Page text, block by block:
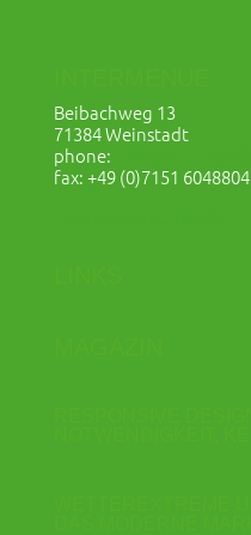
Beibachweg 13
71384 Weinstadt
phone:
fax: +49 (0)7151 6048804